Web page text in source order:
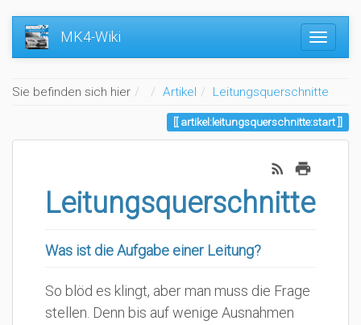
MK4-Wiki
Sie befinden sich hier Home
Artikel Leitungsquerschnitte
artikel:leitungsquerschnitte:start
Leitungsquerschnitte
Was ist die Aufgabe einer Leitung?
So blöd es klingt, aber man muss die Frage
stellen. Denn bis auf wenige Ausnahmen